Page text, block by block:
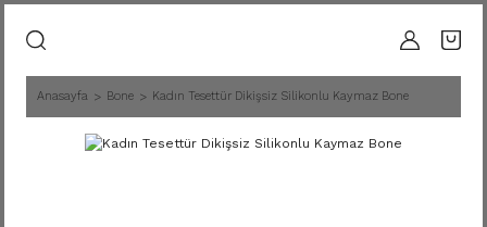
Anasayfa Bone Kadın Tesettür Dikişsiz Silikonlu Kaymaz Bone